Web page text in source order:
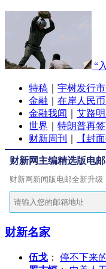
“
特稿
宇树发行
金融
在岸人民
金融我闻
艾路
世界
特朗普再
财新周刊
【封
财新网主编精选版电邮
财新网新闻版电邮全新升级
财新名家
伍戈 ： 停不下来